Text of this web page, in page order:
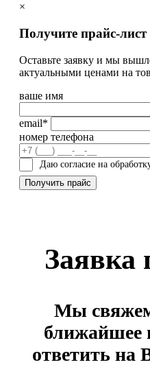
×
Получите прайс-лист
Оставьте заявку и мы
актуальными ценами на
ваше имя
email*
номер телефона
Даю согласие на
Заявка
Мы
ближайшее
ответить на